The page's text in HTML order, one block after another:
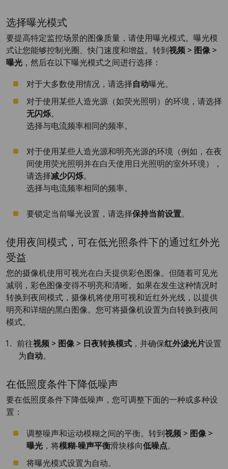
选择曝光模式
要提高特定监控场景的图像质量，请使用曝光模式。曝光模
式让您能够控制光圈、快门速度和增益。转到视频 > 图像 >
曝光 ，然后在以下曝光模式之间进行选择：
对于大多数使用情况，请选择自动曝光。
对于使用某些人造光源（如荧光照明）的环境，请选择
无闪烁。
选择与电流频率相同的频率。
对于使用某些人造光源和明亮光源的环境（例如，在夜
间使用荧光照明并在白天使用日光照明的室外环境），
请选择减少闪烁。
选择与电流频率相同的频率。
要锁定当前曝光设置，请选择保持当前设置。
使用夜间模式，可在低光照条件下的通过红外光
受益
您的摄像机使用可视光在白天提供彩色图像。但随着可见光
减弱，彩色图像变得不明亮和清晰。如果在发生这种情况时
转换到夜间模式，摄像机将使用可视和近红外光线，以提供
明亮和详细的黑白图像。您可将摄像机设置为自转换到夜间
模式。
前往视频 > 图像 > 日夜转换模式 ，并确保红外滤光片设置
为自动。
在低照度条件下降低噪声
要在低照度条件下降低噪声，您可调整下面的一种或多种设
置：
调整噪声和运动模糊之间的平衡。转到视频 > 图像 >
曝光 ，将模糊-噪声平衡滑块移向低噪点。
将曝光模式设置为自动。